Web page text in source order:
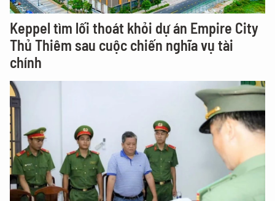
Keppel tìm lối thoát khỏi dự án Empire City
Thủ Thiêm sau cuộc chiến nghĩa vụ tài
chính